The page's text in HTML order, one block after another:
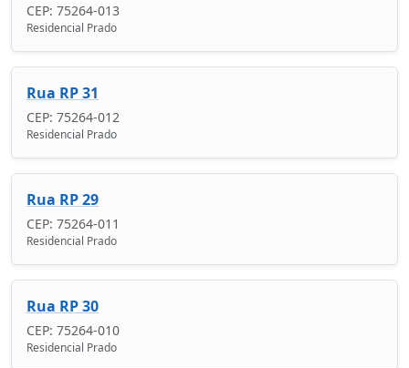
CEP: 75264-013
Residencial Prado
Rua RP 31
CEP: 75264-012
Residencial Prado
Rua RP 29
CEP: 75264-011
Residencial Prado
Rua RP 30
CEP: 75264-010
Residencial Prado